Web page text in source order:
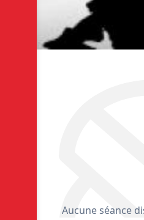
Aucune séance